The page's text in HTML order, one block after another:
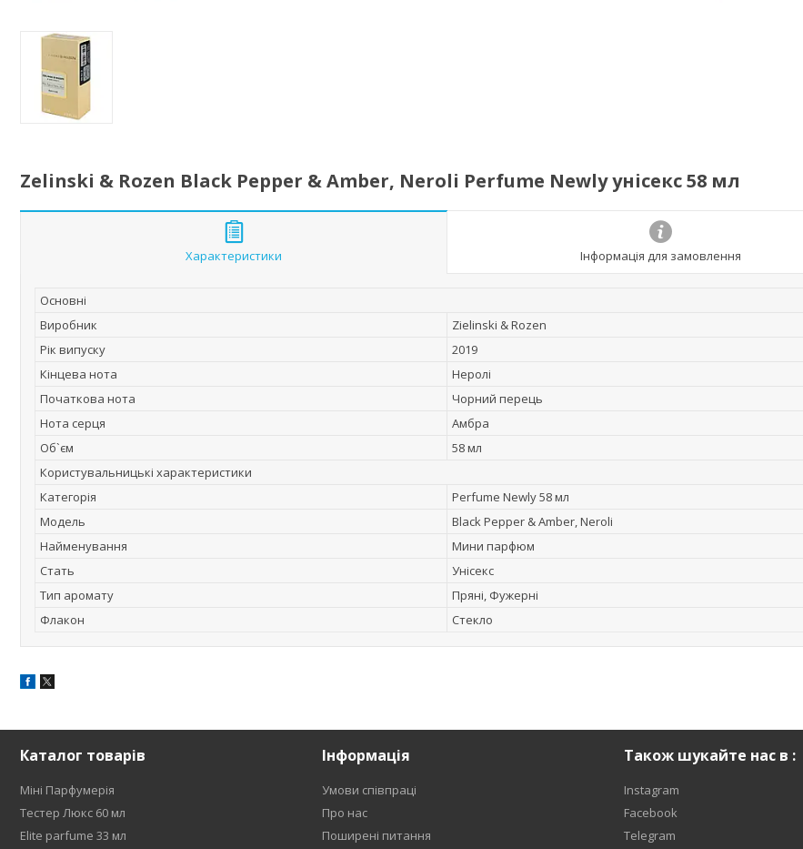
Zelinski & Rozen Black Pepper & Amber, Neroli Perfume Newly унісекс 58 мл
Характеристики Інформація для замовлення
Основні
Виробник
Zielinski & Rozen
Рік випуску
2019
Кінцева нота
Неролі
Початкова нота
Чорний перець
Нота серця
Амбра
Об`єм
58 мл
Користувальницькі характеристики
Категорія
Perfume Newly 58 мл
Мoдель
Black Pepper & Amber, Neroli
Найменування
Мини парфюм
Стать
Унісекс
Тип аромату
Пряні, Фужерні
Флакон
Стекло
Каталог товарів
Міні Парфумерія
Тестер Люкс 60 мл
Elite parfume 33 мл
Інформація
Умови співпраці
Про нас
Поширені питання
Також шукайте нас в :
Instagram
Facebook
Telegram